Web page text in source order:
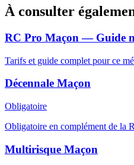
À consulter
RC Pro Maçon — Guide
Tarifs et guide complet pour ce
Décennale Maçon
Obligatoire
Obligatoire en complément de la
Multirisque Maçon